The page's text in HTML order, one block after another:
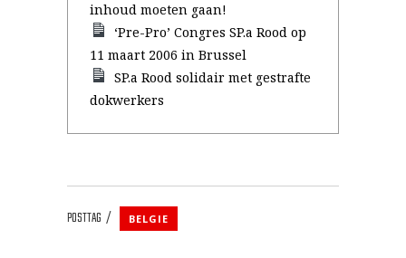
inhoud moeten gaan!
‘Pre-Pro’ Congres SP.a Rood op
11 maart 2006 in Brussel
SP.a Rood solidair met gestrafte
dokwerkers
POSTTAG BELGIE